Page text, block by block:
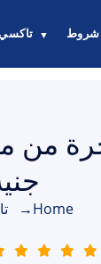
تاكسي ▼ شروط
Home
→